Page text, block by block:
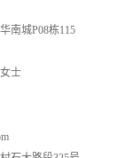
南城P08栋115
士